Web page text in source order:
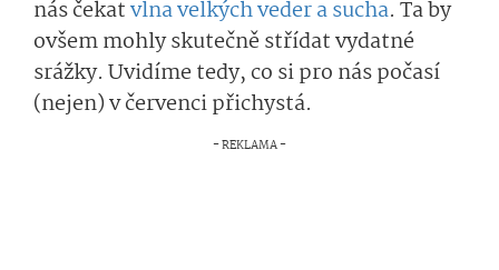
nás čekatvlna velkých veder a sucha. Ta by
ovšem mohly skutečně střídat vydatné
srážky. Uvidíme tedy, co si pro nás počasí
(nejen) v červenci přichystá.